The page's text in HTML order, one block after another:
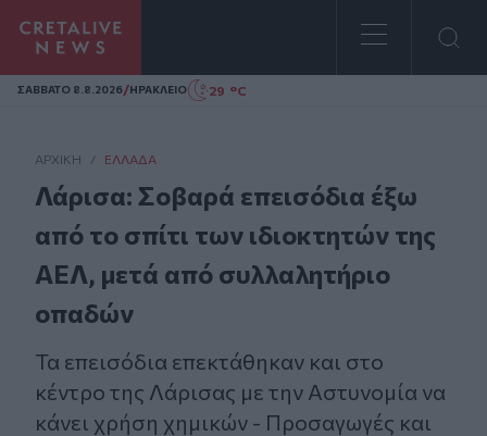
Homepage
ΣAΒΒΑΤΟ 8.8.2026/ΗΡΑΚΛΕΙΟ 29 °C
ΑΡΧΙΚΗ / ΕΛΛΆΔΑ
Λάρισα: Σοβαρά επεισόδια έξω
από το σπίτι των ιδιοκτητών της
ΑΕΛ, μετά από συλλαλητήριο
οπαδών
Τα επεισόδια επεκτάθηκαν και στο
κέντρο της Λάρισας με την Αστυνομία να
κάνει χρήση χημικών - Προσαγωγές και